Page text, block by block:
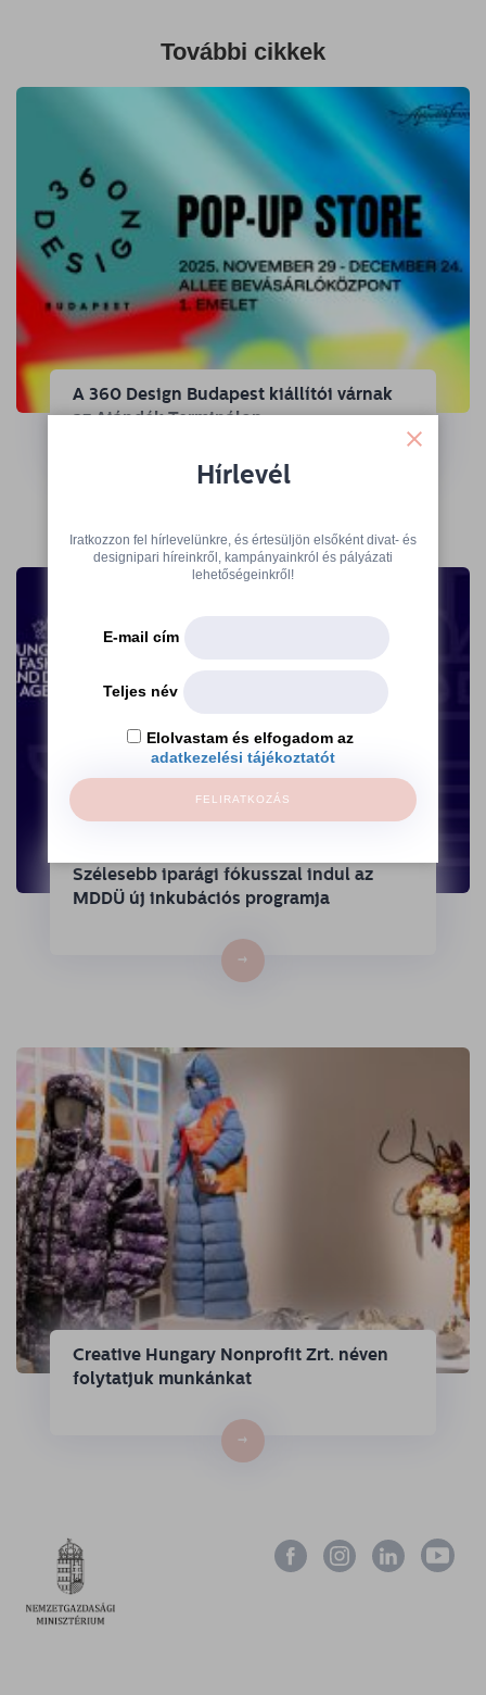
További cikkek
A 360 Design Budapest kiállítói várnak
az Ajándék Terminálon
→
Szélesebb iparági fókusszal indul az
MDDÜ új inkubációs programja
→
Creative Hungary Nonprofit Zrt. néven
folytatjuk munkánkat
→
Hírlevél
Iratkozzon fel hírlevelünkre, és értesüljön elsőként divat- és
designipari híreinkről, kampányainkról és pályázati
lehetőségeinkről!
E-mail cím
Teljes név
Elolvastam és elfogadom az
adatkezelési tájékoztatót
FELIRATKOZÁS